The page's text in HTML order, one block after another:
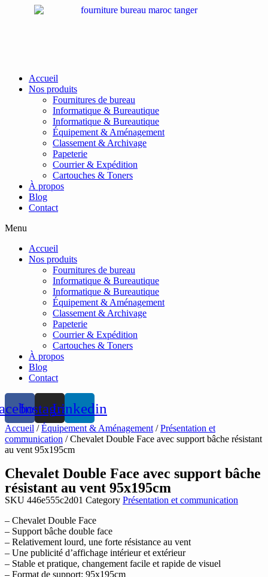
Accueil
Nos produits
Fournitures de bureau
Informatique & Bureautique
Informatique & Bureautique
Équipement & Aménagement
Classement & Archivage
Papeterie
Courrier & Expédition
Cartouches & Toners
À propos
Blog
Contact
Menu
Accueil
Nos produits
Fournitures de bureau
Informatique & Bureautique
Informatique & Bureautique
Équipement & Aménagement
Classement & Archivage
Papeterie
Courrier & Expédition
Cartouches & Toners
À propos
Blog
Contact
InstagramLinkedin
Accueil /Équipement & Aménagement /Présentation et
communication / Chevalet Double Face avec support bâche résistant
au vent 95x195cm
Chevalet Double Face avec support bâche
résistant au vent 95x195cm
SKU 446e555c2d01 Category Présentation et communication
– Chevalet Double Face
– Support bâche double face
– Relativement lourd, une forte résistance au vent
– Une publicité d’affichage intérieur et extérieur
– Stable et pratique, changement facile et rapide de visuel
– Format de support: 95x195cm